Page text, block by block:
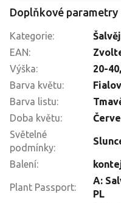
Doplňkové parametry
Kategorie:
EAN:
Výška: 20-40,
Barva květu:
Barva listu:
Doba květu:
Světelné
podmínky:
Balení:
Plant Passport:
A:
PL